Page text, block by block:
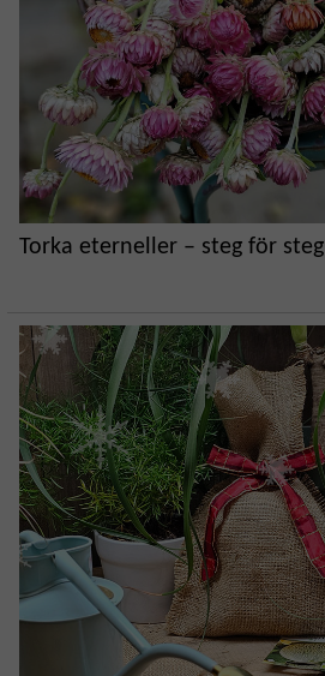
Torka eterneller – steg för steg